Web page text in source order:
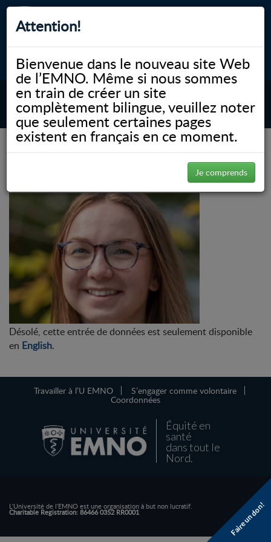
Faire un don!
Attention!
Bienvenue dans le nouveau site Web
de l’EMNO. Même si nous sommes
en train de créer un site
complètement bilingue, veuillez noter
que seulement certaines pages
existent en français en ce moment.
Je comprends
myNOSM Accessibilité A- A+ English
MENU
NOSM.ca Lela Laberge (Hopper)
Lela Laberge (Hopper)
Désolé, cette entrée de données est seulement disponible
en English.
Travailler à l’U EMNO S’engager comme volontaire
Coordonnées
Équité en
santé
dans tout le
Nord.
L'Université de l'EMNO est une organisation à but non lucratif.
Charitable Registration: 86466 0352 RR0001